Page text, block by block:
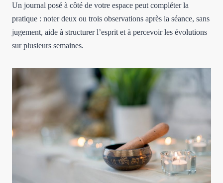
Un journal posé à côté de votre espace peut compléter la
pratique : noter deux ou trois observations après la séance, sans
jugement, aide à structurer l’esprit et à percevoir les évolutions
sur plusieurs semaines.